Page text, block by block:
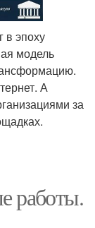
в эпоху
модель
А
за
работы.